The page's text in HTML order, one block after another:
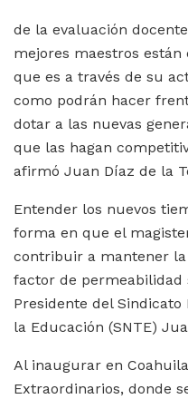
de la evaluación
mejores maestros están
que es a través de su
como podrán hacer
dotar a las nuevas
que las hagan
afirmó Juan Díaz de la
Entender los nuevos
forma en que el
contribuir a mantener
factor de permeabilidad
Presidente del Sindicato
la Educación (SNTE)
Al inaugurar en
Extraordinarios, donde